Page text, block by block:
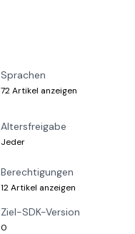
Sprachen
72 Artikel anzeigen
Altersfreigabe
Jeder
Berechtigungen
12 Artikel anzeigen
Ziel-SDK-Version
0